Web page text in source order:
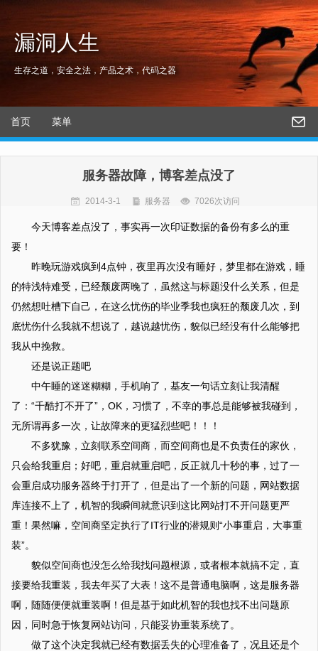
漏洞人生
生存之道，安全之法，产品之术，代码之器
首页 菜单
服务器故障，博客差点没了
2014-3-1 服务器 7026次访问
今天博客差点没了，事实再一次印证数据的备份有多么的重
要！
昨晚玩游戏疯到4点钟，夜里再次没有睡好，梦里都在游戏，睡
的特浅特难受，已经颓废两晚了，虽然这与标题没什么关系，但是
仍然想吐槽下自己，在这么忧伤的毕业季我也疯狂的颓废几次，到
底忧伤什么我就不想说了，越说越忧伤，貌似已经没有什么能够把
我从中挽救。
还是说正题吧
中午睡的迷迷糊糊，手机响了，基友一句话立刻让我清醒
了：“千酷打不开了”，OK，习惯了，不幸的事总是能够被我碰到，
无所谓再多一次，让故障来的更猛烈些吧！！！
不多犹豫，立刻联系空间商，而空间商也是不负责任的家伙，
只会给我重启；好吧，重启就重启吧，反正就几十秒的事，过了一
会重启成功服务器终于打开了，但是出了一个新的问题，网站数据
库连接不上了，机智的我瞬间就意识到这比网站打不开问题更严
重！果然嘛，空间商坚定执行了IT行业的潜规则“小事重启，大事重
装”。
貌似空间商也没怎么给我找问题根源，或者根本就搞不定，直
接要给我重装，我去年买了大表！这不是普通电脑啊，这是服务器
啊，随随便便就重装啊！但是基于如此机智的我也找不出问题原
因，同时急于恢复网站访问，只能妥协重装系统了。
做了这个决定我就已经有数据丢失的心理准备了，况且还是个